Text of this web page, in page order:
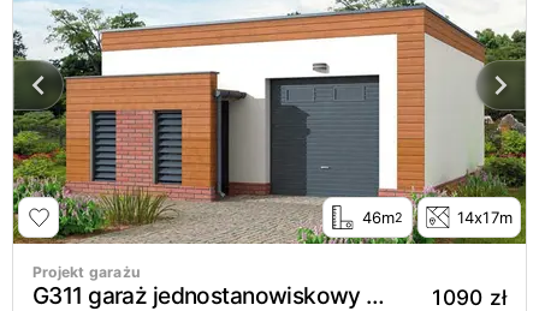
46m2 14x17m
Projekt garażu
G311 garaż jednostanowiskowy z pomieszczeniem gospodarczym 1090 zł